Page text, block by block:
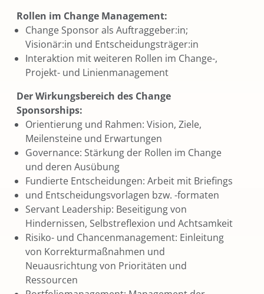
Rollen im Change Management:
Change Sponsor als Auftraggeber:in;
Visionär:in und Entscheidungsträger:in
Interaktion mit weiteren Rollen im Change-,
Projekt- und Linienmanagement
Der Wirkungsbereich des Change
Sponsorships:
Orientierung und Rahmen: Vision, Ziele,
Meilensteine und Erwartungen
Governance: Stärkung der Rollen im Change
und deren Ausübung
Fundierte Entscheidungen: Arbeit mit Briefings
und Entscheidungsvorlagen bzw. -formaten
Servant Leadership: Beseitigung von
Hindernissen, Selbstreflexion und Achtsamkeit
Risiko- und Chancenmanagement: Einleitung
von Korrekturmaßnahmen und
Neuausrichtung von Prioritäten und
Ressourcen